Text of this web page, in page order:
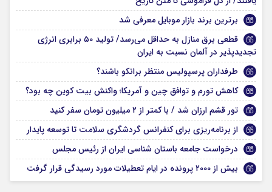
برترین برند بازار موبایل معرفی شد
قطعی برق منازل به حداقل می‌رسد/ تولید ۵۰ برابری انرژی
تجدیدپذیر در آلمان نسبت به ایران
طرفداران پرسپولیس منتظر برانکو باشند؟
کاهش تورم و توافق چین و آمریکا؛ واکنش بیت کوین چه بود؟
تور قشم ارزان شد / با کمتر از ۲ میلیون تومان سفر کنید
از برنامه‌ریزی برای کنفرانس گردشگری سلامت تا توسعه پایدار
درخواست جامعه باستان شناسی ایران از رئیس مجلس
بیش از ۲۰۰۰ پرونده در ایام تعطیلات مورد رسیدگی قرار گرفت